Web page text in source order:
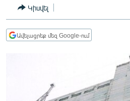
ՊԱՏԵՐԱԶՄԻ 6 ՇԱԲԱԹՆԵՐԸ
ՄՇԱԿՈՒՅԹ
Կիսվել
Ավելացրեք մեզ Google-ում